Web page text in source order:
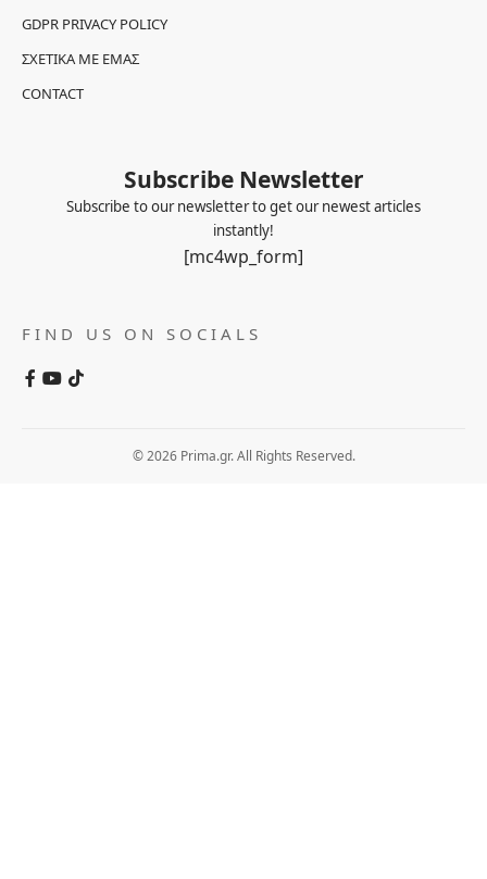
GDPR PRIVACY POLICY
ΣΧΕΤΙΚΆ ΜΕ ΕΜΆΣ
CONTACT
Subscribe Newsletter
Subscribe to our newsletter to get our newest articles
instantly!
[mc4wp_form]
FIND US ON SOCIALS
© 2026 Prima.gr. All Rights Reserved.